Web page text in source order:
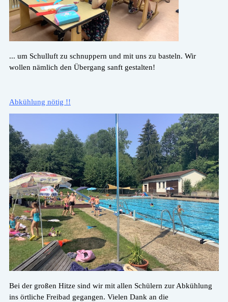
... um Schulluft zu schnuppern und mit uns zu basteln. Wir
wollen nämlich den Übergang sanft gestalten!
Abkühlung nötig !!
Bei der großen Hitze sind wir mit allen Schülern zur Abkühlung
ins örtliche Freibad gegangen. Vielen Dank an die